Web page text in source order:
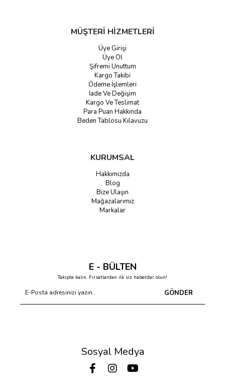
MÜŞTERİ HİZMETLERİ
Üye Girişi
Üye Ol
Şifremi Unuttum
Kargo Takibi
Ödeme İşlemleri
İade Ve Değişim
Kargo Ve Teslimat
Para Puan Hakkında
Beden Tablosu Kılavuzu
KURUMSAL
Hakkımızda
Blog
Bize Ulaşın
Mağazalarımız
Markalar
E - BÜLTEN
Takipte kalın. Fırsatlardan ilk siz haberdar olun!
GÖNDER
Sosyal Medya